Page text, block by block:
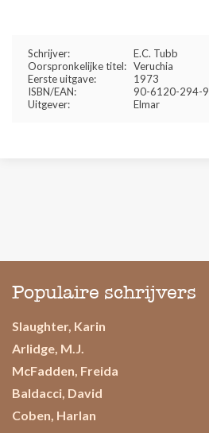
Schrijver:
E.C. Tubb
Oorspronkelijke titel: Veruchia
Eerste uitgave:
1973
ISBN/EAN:
90-6120-294-9
Uitgever:
Elmar
Populaire schrijvers
Slaughter, Karin
Arlidge, M.J.
McFadden, Freida
Baldacci, David
Coben, Harlan